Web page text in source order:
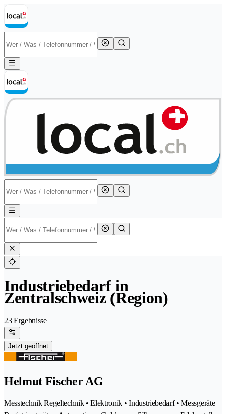
Industriebedarf in
Zentralschweiz (Region)
23 Ergebnisse
Jetzt geöffnet
Helmut Fischer AG
Messtechnik Regeltechnik • Elektronik • Industriebedarf • Messgeräte